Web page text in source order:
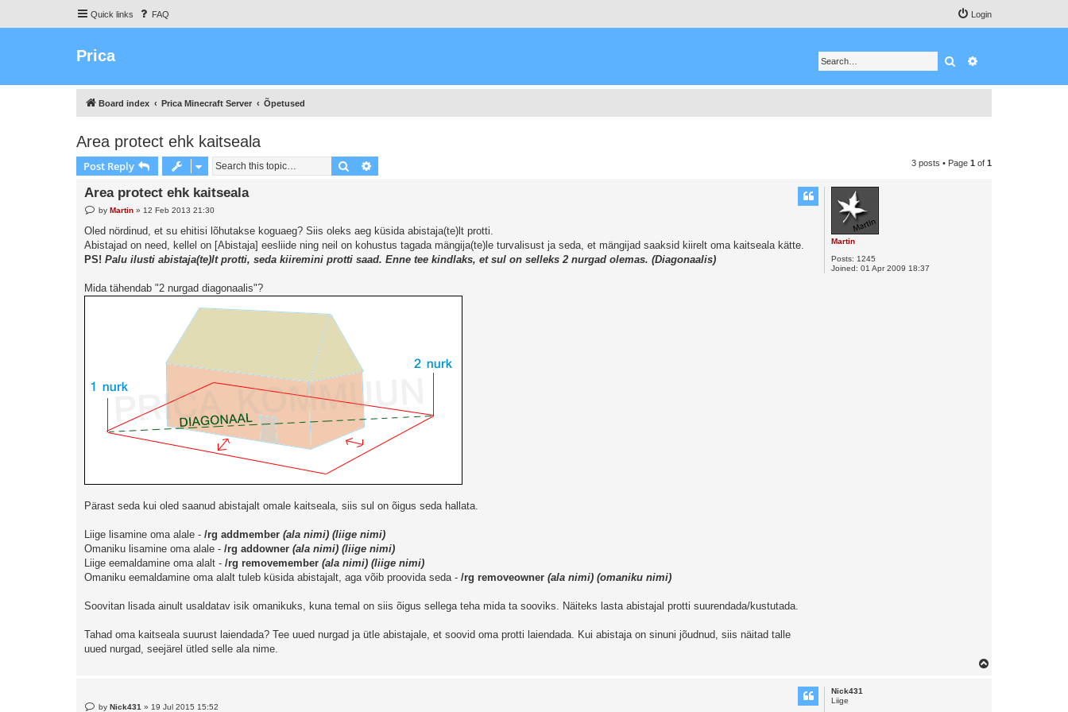
Quick links FAQ Login
Prica Search
Board index Prica Minecraft Server Õpetused
Area protect ehk kaitseala
Post Reply Search 3 posts • Page 1 of 1
Martin
Posts: 1245
Joined: 01 Apr 2009 18:37
Area protect ehk kaitseala
P
s
t
byMartin » 12 Feb 2013 21:30
Oled nördinud, et su ehitisi lõhutakse koguaeg? Siis oleks aeg küsida abistaja(te)lt protti.
Abistajad on need, kellel on [Abistaja] eesliide ning neil on kohustus tagada mängija(te)le turvalisust ja seda, et mängijad saaksid kiirelt oma kaitseala kätte.
PS! Palu ilusti abistaja(te)lt protti, seda kiiremini protti saad. Enne tee kindlaks, et sul on selleks 2 nurgad olemas. (Diagonaalis)
Mida tähendab "2 nurgad diagonaalis"?
Pärast seda kui oled saanud abistajalt omale kaitseala, siis sul on õigus seda hallata.
Liige lisamine oma alale - /rg addmember (ala nimi) (liige nimi)
Omaniku lisamine oma alale - /rg addowner (ala nimi) (liige nimi)
Liige eemaldamine oma alalt - /rg removemember (ala nimi) (liige nimi)
Omaniku eemaldamine oma alalt tuleb küsida abistajalt, aga võib proovida seda - /rg removeowner (ala nimi) (omaniku nimi)
Soovitan lisada ainult usaldatav isik omanikuks, kuna temal on siis õigus sellega teha mida ta sooviks. Näiteks lasta abistajal protti suurendada/kustutada.
Tahad oma kaitseala suurust laiendada? Tee uued nurgad ja ütle abistajale, et soovid oma protti laiendada. Kui abistaja on sinuni jõudnud, siis näitad talle
uued nurgad, seejärel ütled selle ala nime.
Nick431
Liige
PbyNick431 » 19 Jul 2015 15:52